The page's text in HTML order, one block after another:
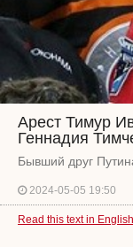
Арест Тимур
Геннадия
Бывший друг
2024-05-05 19:50
Read this text in English